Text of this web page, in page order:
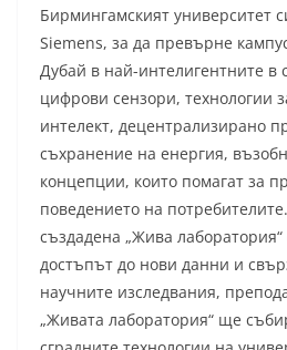
Бирмингамският университет
Siemens, за да превърне
Дубай в най-интелигентните в
цифрови сензори, технологии
интелект, децентрализирано
съхранение на енергия,
концепции, които помагат за
поведението на
създадена „Жива лаборатория“
достъпът до нови данни и
научните изследвания,
„Живата лаборатория“ ще